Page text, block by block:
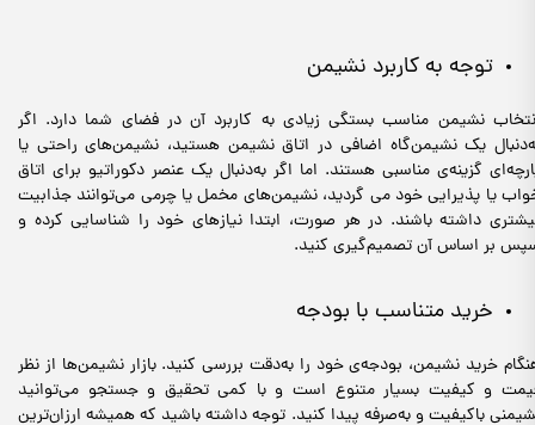
توجه به کاربرد نشیمن
نشیمن مناسب بستگی زیادی به کاربرد آن در فضای شما دارد. اگر
یک نشیمن‌گاه اضافی در اتاق نشیمن هستید، نشیمن‌های راحتی یا
گزینه‌ی مناسبی هستند. اما اگر به‌دنبال یک عنصر دکوراتیو برای اتاق
یا پذیرایی خود می گردید، نشیمن‌های مخمل یا چرمی می‌توانند جذابیت
داشته باشند. در هر صورت، ابتدا نیازهای خود را شناسایی کرده و
بر اساس آن تصمیم‌گیری کنید.
خرید متناسب با بودجه
خرید نشیمن، بودجه‌ی خود را به‌دقت بررسی کنید. بازار نشیمن‌ها از نظر
و کیفیت بسیار متنوع است و با کمی تحقیق و جستجو می‌توانید
باکیفیت و به‌صرفه پیدا کنید. توجه داشته باشید که همیشه ارزان‌ترین